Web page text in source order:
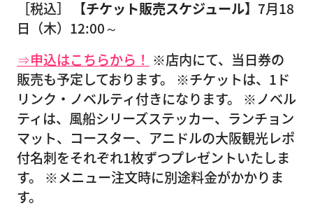
［税込］ 【チケット販売スケジュール】 7月18
日（木）12:00～
⇒申込はこちらから！ ※店内にて、当日券の
販売も予定しております。 ※チケットは、1ド
リンク・ノベルティ付きになります。 ※ノベル
ティは、風船シリーズステッカー、ランチョン
マット、コースター、アニドルの大阪観光レポ
付名刺をそれぞれ1枚ずつプレゼントいたしま
す。 ※メニュー注文時に別途料金がかかりま
す。